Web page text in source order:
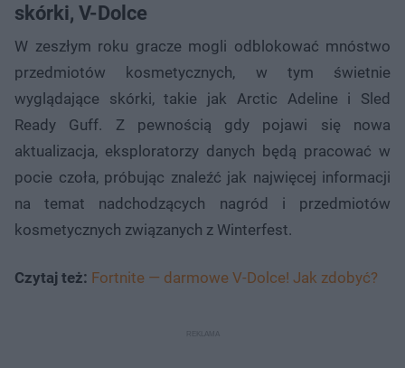
skórki, V-Dolce
W zeszłym roku gracze mogli odblokować mnóstwo
przedmiotów kosmetycznych, w tym świetnie
wyglądające skórki, takie jak Arctic Adeline i Sled
Ready Guff. Z pewnością gdy pojawi się nowa
aktualizacja, eksploratorzy danych będą pracować w
pocie czoła, próbując znaleźć jak najwięcej informacji
na temat nadchodzących nagród i przedmiotów
kosmetycznych związanych z Winterfest.
Czytaj też: Fortnite — darmowe V-Dolce! Jak zdobyć?